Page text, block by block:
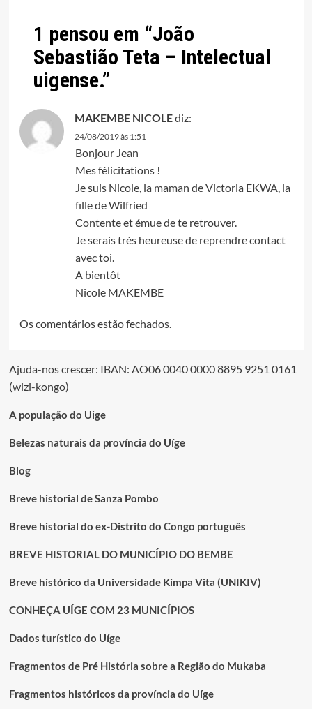
1 pensou em “João
Sebastião Teta – Intelectual
uigense.”
MAKEMBE NICOLEdiz:
24/08/2019 às 1:51
Bonjour Jean
Mes félicitations !
Je suis Nicole, la maman de Victoria EKWA, la
fille de Wilfried
Contente et émue de te retrouver.
Je serais très heureuse de reprendre contact
avec toi.
A bientôt
Nicole MAKEMBE
Os comentários estão fechados.
Ajuda-nos crescer: IBAN: AO06 0040 0000 8895 9251 0161
(wizi-kongo)
A população do Uige
Belezas naturais da província do Uíge
Blog
Breve historial de Sanza Pombo
Breve historial do ex-Distrito do Congo português
BREVE HISTORIAL DO MUNICÍPIO DO BEMBE
Breve histórico da Universidade Kimpa Vita (UNIKIV)
CONHEÇA UÍGE COM 23 MUNICÍPIOS
Dados turístico do Uíge
Fragmentos de Pré História sobre a Região do Mukaba
Fragmentos históricos da província do Uíge